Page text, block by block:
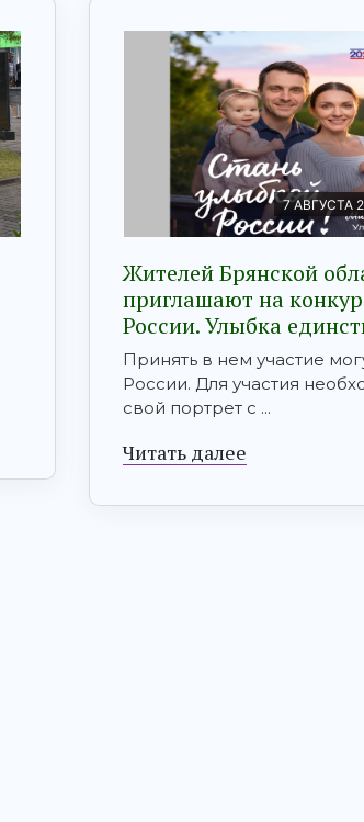
7 АВГУСТА
Жителей Брянской
приглашают на
России. Улыбка
Принять в нем участие
России. Для участия
свой портрет с ...
Читать далее